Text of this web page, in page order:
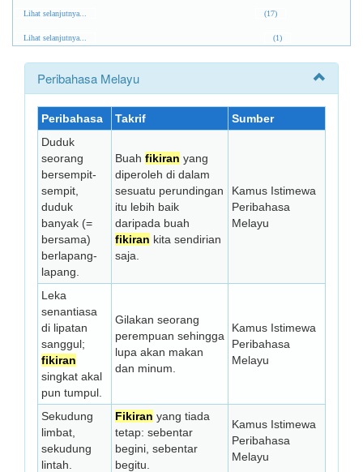
Lihat selanjutnya... (17)
Lihat selanjutnya... (1)
Peribahasa Melayu
Peribahasa Takrif
Sumber
Duduk
seorang
bersempit-
sempit,
duduk
banyak (=
bersama)
berlapang-
lapang.
Buah fikiran yang
diperoleh di dalam
sesuatu perundingan
itu lebih baik
daripada buah
fikiran kita sendirian
saja.
Kamus Istimewa
Peribahasa
Melayu
Leka
senantiasa
di lipatan
sanggul;
fikiran
singkat akal
pun tumpul.
Gilakan seorang
perempuan sehingga
lupa akan makan
dan minum.
Kamus Istimewa
Peribahasa
Melayu
Sekudung
limbat,
sekudung
lintah.
Fikiran yang tiada
tetap: sebentar
begini, sebentar
begitu.
Kamus Istimewa
Peribahasa
Melayu